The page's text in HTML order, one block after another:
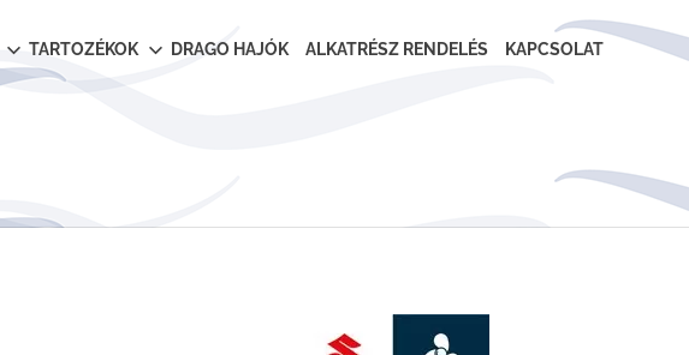
TARTOZÉKOK DRAGO HAJÓK ALKATRÉSZ RENDELÉS KAPCSOLAT